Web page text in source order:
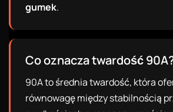
gumek.
Co oznacza twardość
90A to średnia twardość, która
równowagę między stabilnością